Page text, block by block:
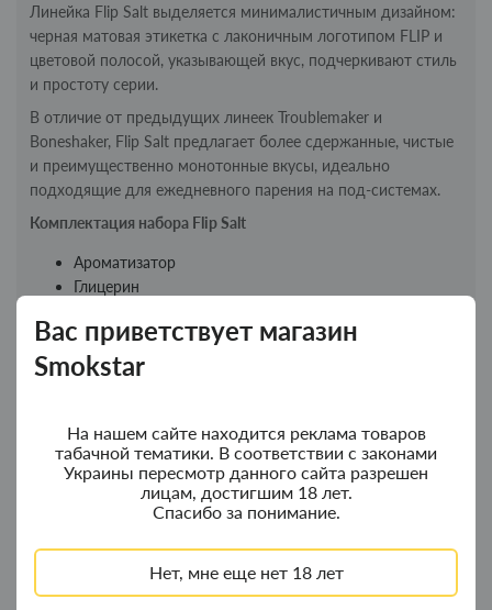
Вас приветствует магазин
Smokstar
На нашем сайте находится реклама товаров
табачной тематики. В соответствии с законами
Украины пересмотр данного сайта разрешен
лицам, достигшим 18 лет.
Спасибо за понимание.
Нет, мне еще нет 18 лет
Линейка Flip Salt выделяется минималистичным дизайном:
черная матовая этикетка с лаконичным логотипом FLIP и
цветовой полосой, указывающей вкус, подчеркивают стиль
и простоту серии.
В отличие от предыдущих линеек Troublemaker и
Boneshaker, Flip Salt предлагает более сдержанные, чистые
и преимущественно монотонные вкусы, идеально
подходящие для ежедневного парения на под-системах.
Комплектация набора Flip Salt
Ароматизатор
Глицерин
Как приготовить жидкость Flip Salt Добавьте бустер в
премикс (если нужна крепость; для нулевки пропустите).
тёмном прохладном месте. Готово — можно
использовать!
Вкусовая бинейка бренда
- банан
Cereals- сухой завтрак